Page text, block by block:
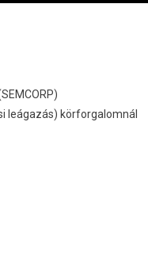
leágazás) körforgalomnál